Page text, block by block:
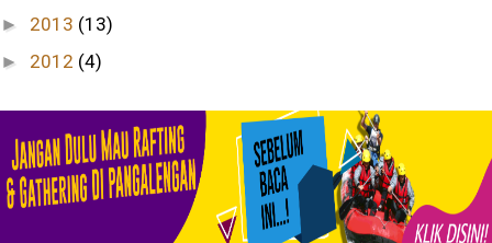
► 2013 (13)
► 2012 (4)